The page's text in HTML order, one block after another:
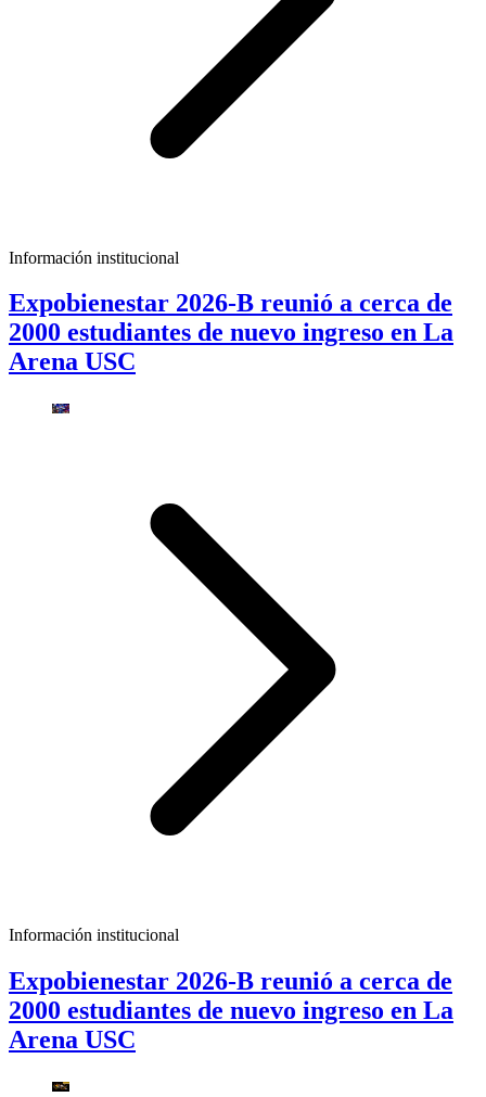
Información institucional
Expobienestar 2026-B reunió a cerca de
2000 estudiantes de nuevo ingreso en La
Arena USC
Información institucional
Expobienestar 2026-B reunió a cerca de
2000 estudiantes de nuevo ingreso en La
Arena USC